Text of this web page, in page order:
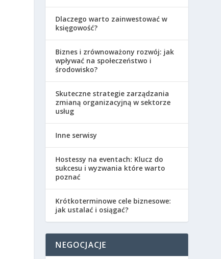
Dlaczego warto zainwestować w
księgowość?
Biznes i zrównoważony rozwój: jak
wpływać na społeczeństwo i
środowisko?
Skuteczne strategie zarządzania
zmianą organizacyjną w sektorze
usług
Inne serwisy
Hostessy na eventach: Klucz do
sukcesu i wyzwania które warto
poznać
Krótkoterminowe cele biznesowe:
jak ustalać i osiągać?
NEGOCJACJE